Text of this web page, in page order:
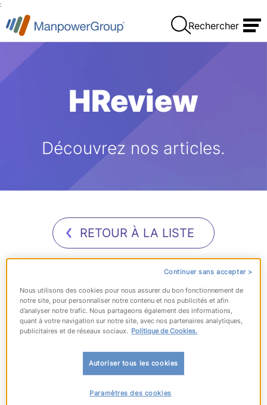
:
Rechercher
HReview
Découvrez nos articles.
RETOUR À LA LISTE
Partager sur :
Publié le 05 avril 2011
Continuer sans accepter >
Nous utilisons des cookies pour nous assurer du bon fonctionnement de
notre site, pour personnaliser notre contenu et nos publicités et afin
d’analyser notre trafic. Nous partageons également des informations,
quant à votre navigation sur notre site, avec nos partenaires analytiques,
publicitaires et de réseaux sociaux. Politique de Cookies.
Autoriser tous les cookies
Paramètres des cookies